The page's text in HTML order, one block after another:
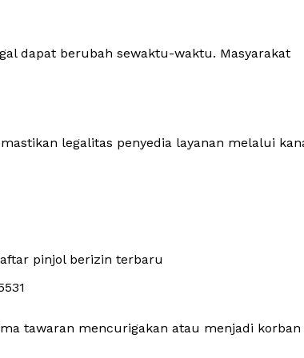
dapat berubah sewaktu-waktu. Masyarakat
legalitas penyedia layanan melalui
pinjol berizin terbaru
tawaran mencurigakan atau menjadi korban